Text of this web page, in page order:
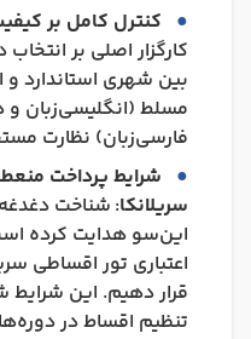
کنترل کامل بر
کارگزار اصلی بر
بین شهری استاندارد
مسلط (انگلیسی‌زبان و
فارسی‌زبان) نظارت
شرایط پرداخت
سریلانکا: شناخت
این‌سو هدایت کرده
اعتباری تور اقساطی
قرار دهیم. این
تنظیم اقساط در دوره‌های 3 تا 10ماهه